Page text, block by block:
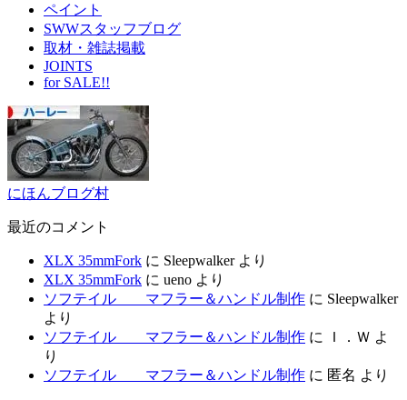
ペイント
SWWスタッフブログ
取材・雑誌掲載
JOINTS
for SALE!!
にほんブログ村
最近のコメント
XLX 35mmFork に Sleepwalkerより
XLX 35mmFork に ueno より
ソフテイル マフラー＆ハンドル制作 に Sleepwalker
より
ソフテイル マフラー＆ハンドル制作 に Ｉ．Ｗ よ
り
ソフテイル マフラー＆ハンドル制作 に 匿名 より